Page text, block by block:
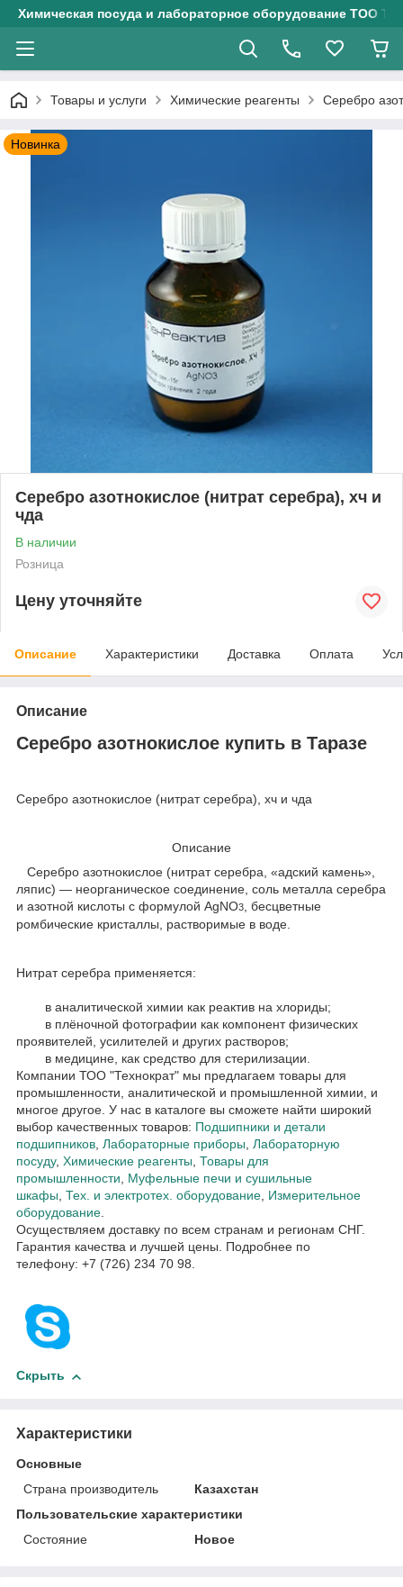
Химическая посуда и лабораторное оборудование ТОО
Товары и услуги Химические реагенты Серебро
Новинка
Серебро азотнокислое (нитрат серебра), хч и
чда
В наличии
Розница
Цену уточняйте
Описание Характеристики Доставка Оплата
Описание
Серебро азотнокислое купить в Таразе
Серебро азотнокислое (нитрат серебра), хч и чда
Описание
Серебро азотнокислое (нитрат серебра, «адский камень»,
ляпис) — неорганическое соединение, соль металла серебра
и азотной кислоты с формулой AgNO3, бесцветные
ромбические кристаллы, растворимые в воде.
Нитрат серебра применяется:
в аналитической химии как реактив на хлориды;
в плёночной фотографии как компонент физических
проявителей, усилителей и других растворов;
в медицине, как средство для стерилизации.
Компании ТОО "Технократ" мы предлагаем товары для
промышленности, аналитической и промышленной химии, и
многое другое. У нас в каталоге вы сможете найти широкий
выбор качественных товаров: Подшипники и детали
подшипников, Лабораторные приборы, Лабораторную
посуду, Химические реагенты, Товары для
промышленности, Муфельные печи и сушильные
шкафы, Тех. и электротех. оборудование, Измерительное
оборудование.
Осуществляем доставку по всем странам и регионам СНГ.
Гарантия качества и лучшей цены. Подробнее по
телефону: +7 (726) 234 70 98.
Скрыть
Характеристики
Основные
Страна производитель
Казахстан
Пользовательские характеристики
Состояние
Новое